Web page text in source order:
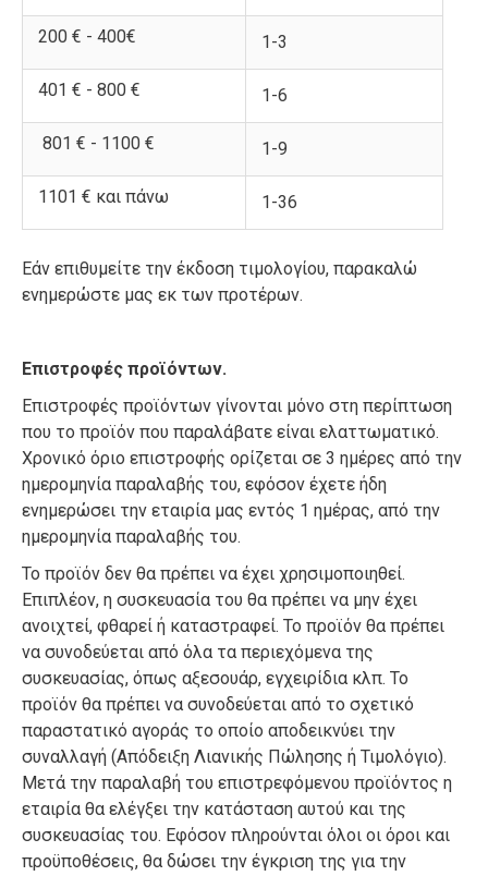
200 € - 400€ 1-3
401 € - 800 € 1-6
801 € - 1100 € 1-9
1101 € και πάνω 1-36
Εάν επιθυμείτε την έκδοση τιμολογίου, παρακαλώ
ενημερώστε μας εκ των προτέρων.
Επιστροφές προϊόντων.
Επιστροφές προϊόντων γίνονται μόνο στη περίπτωση
που το προϊόν που παραλάβατε είναι ελαττωματικό.
Χρονικό όριο επιστροφής ορίζεται σε 3 ημέρες από την
ημερομηνία παραλαβής του, εφόσον έχετε ήδη
ενημερώσει την εταιρία μας εντός 1 ημέρας, από την
ημερομηνία παραλαβής του.
Το προϊόν δεν θα πρέπει να έχει χρησιμοποιηθεί.
Επιπλέον, η συσκευασία του θα πρέπει να μην έχει
ανοιχτεί, φθαρεί ή καταστραφεί. Το προϊόν θα πρέπει
να συνοδεύεται από όλα τα περιεχόμενα της
συσκευασίας, όπως αξεσουάρ, εγχειρίδια κλπ. Το
προϊόν θα πρέπει να συνοδεύεται από το σχετικό
παραστατικό αγοράς το οποίο αποδεικνύει την
συναλλαγή (Απόδειξη Λιανικής Πώλησης ή Τιμολόγιο).
Μετά την παραλαβή του επιστρεφόμενου προϊόντος η
εταιρία θα ελέγξει την κατάσταση αυτού και της
συσκευασίας του. Εφόσον πληρούνται όλοι οι όροι και
προϋποθέσεις, θα δώσει την έγκριση της για την